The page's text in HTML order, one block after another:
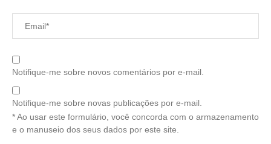
Notifique-me sobre novos comentários por e-mail.
Notifique-me sobre novas publicações por e-mail.
* Ao usar este formulário, você concorda com o armazenamento
e o manuseio dos seus dados por este site.